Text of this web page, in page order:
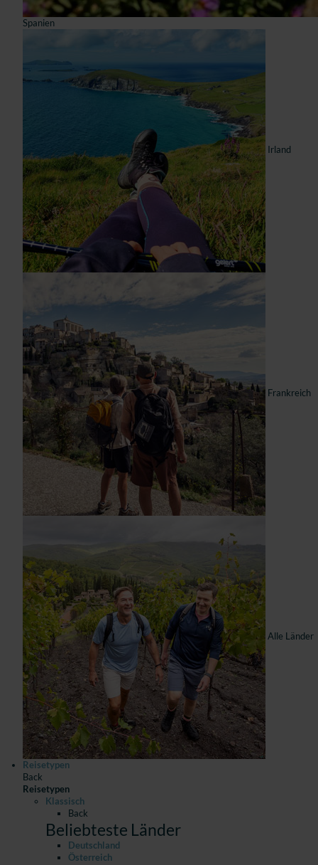
Spanien
Irland
Frankreich
Alle Länder
Reisetypen
Back
Reisetypen
Klassisch
Back
Beliebteste Länder
Deutschland
Österreich